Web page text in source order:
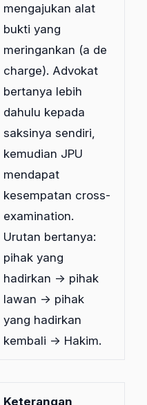
mengajukan alat
bukti yang
meringankan (a de
charge). Advokat
bertanya lebih
dahulu kepada
saksinya sendiri,
kemudian JPU
mendapat
kesempatan cross-
examination.
Urutan bertanya:
pihak yang
hadirkan → pihak
lawan → pihak
yang hadirkan
kembali → Hakim.
Keterangan